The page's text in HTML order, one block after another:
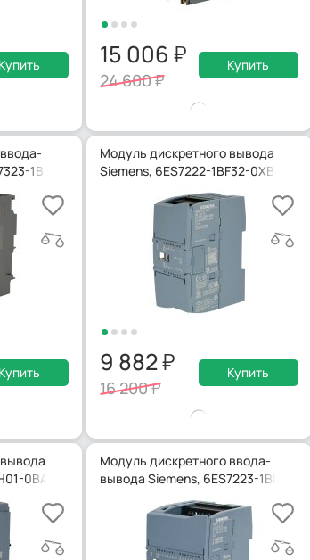
15 006
24 600
Купить
1BH01-0AA0
Модуль дискретного вывода
Siemens, 6ES7222-1BF32-0XB0
9 882
16 200
Купить
0BA0
Модуль дискретного ввода-
вывода Siemens, 6ES7223-1BL32-